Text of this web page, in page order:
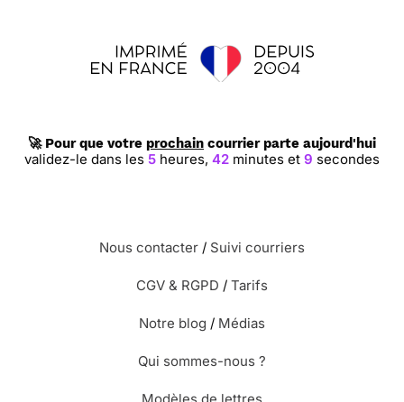
🚀 Pour que votre prochain courrier parte aujourd'hui
validez-le dans les 5 heures, 42 minutes et 8 secondes
Nous contacter / Suivi courriers
CGV & RGPD / Tarifs
Notre blog / Médias
Qui sommes-nous ?